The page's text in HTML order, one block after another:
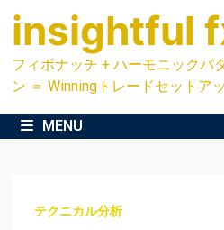
Skip
content
insightful
フィボナッチ + ハーモニックパ
ン ＝ Winningトレードセットア
MENU
テクニカル分析